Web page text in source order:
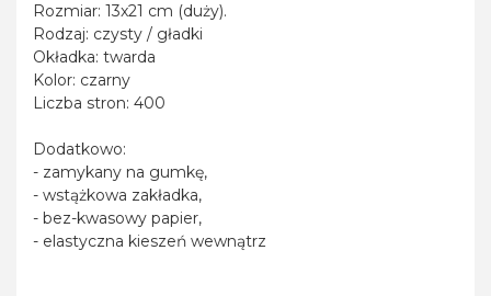
Rozmiar: 13x21 cm (duży).
Rodzaj: czysty / gładki
Okładka: twarda
Kolor: czarny
Liczba stron: 400
Dodatkowo:
- zamykany na gumkę,
- wstążkowa zakładka,
- bez-kwasowy papier,
- elastyczna kieszeń wewnątrz